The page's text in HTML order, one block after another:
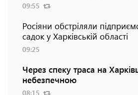
09:55
Росіяни обстріляли
садок у Харківській області
09:25
Через спеку траса на
небезпечною
08:15